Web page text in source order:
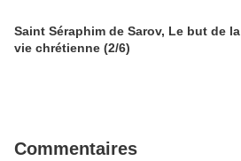
Saint Séraphim de Sarov, Le but de la
vie chrétienne (2/6)
Commentaires